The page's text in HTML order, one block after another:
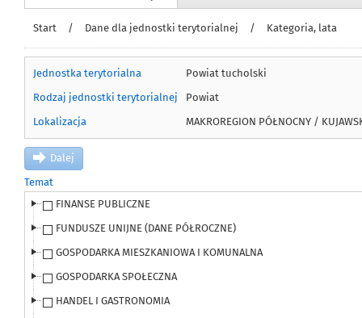
Start / Dane dla jednostki terytorialnej / Kategoria, lata
Jednostka terytorialna
Powiat tucholski
Rodzaj jednostki terytorialnej
Powiat
Lokalizacja
MAKROREGION PÓŁNOCNY /
Dalej
Temat
FINANSE PUBLICZNE
FUNDUSZE UNIJNE (DANE PÓŁROCZNE)
GOSPODARKA MIESZKANIOWA I KOMUNALNA
GOSPODARKA SPOŁECZNA
HANDEL I GASTRONOMIA